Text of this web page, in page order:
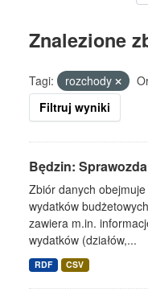
Znalezione
Tagi: rozchody
Filtruj wyniki
Będzin:
Zbiór danych
wydatków
zawiera m.in.
wydatków (działów,...
RDF CSV